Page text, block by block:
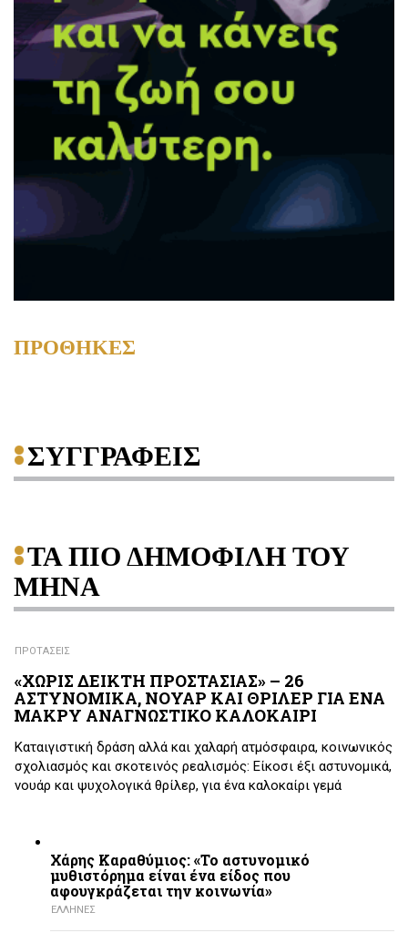
ΠΡΟΘΗΚΕΣ
ΣΥΓΓΡΑΦΕΙΣ
ΤΑ ΠΙΟ ΔΗΜΟΦΙΛΗ ΤΟΥ
ΜΗΝΑ
ΠΡΟΤΑΣΕΙΣ
«ΧΩΡΙΣ ΔΕΙΚΤΗ ΠΡΟΣΤΑΣΙΑΣ» – 26
ΑΣΤΥΝΟΜΙΚΑ, ΝΟΥΑΡ ΚΑΙ ΘΡΙΛΕΡ ΓΙΑ ΕΝΑ
ΜΑΚΡΥ ΑΝΑΓΝΩΣΤΙΚΟ ΚΑΛΟΚΑΙΡΙ
Καταιγιστική δράση αλλά και χαλαρή ατμόσφαιρα, κοινωνικός
σχολιασμός και σκοτεινός ρεαλισμός: Είκοσι έξι αστυνομικά,
νουάρ και ψυχολογικά θρίλερ, για ένα καλοκαίρι γεμά
Χάρης Καραθύμιος: «Το αστυνομικό
μυθιστόρημα είναι ένα είδος που
αφουγκράζεται την κοινωνία»
ΕΛΛΗΝΕΣ